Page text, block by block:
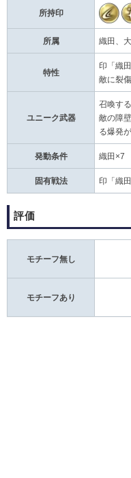
所持印
所属 織田、
特性
印「織
敵に裂
ユニーク武器
召喚す
敵の障
る爆発
発動条件 織田×7
固有戦法 印「織
評価
モチーフ無し
モチーフあり